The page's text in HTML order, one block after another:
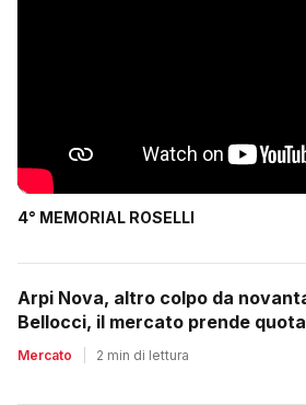
4° MEMORIAL ROSELLI
Arpi Nova, altro colpo da
Bellocci, il mercato prende quota
Mercato 2 min di lettura